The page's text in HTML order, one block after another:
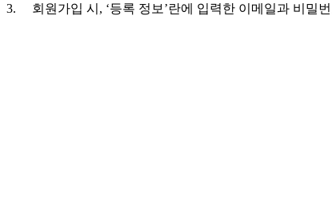
3. 회원가입 시, ‘등록 정보’란에 입력한 이메일과 비밀번